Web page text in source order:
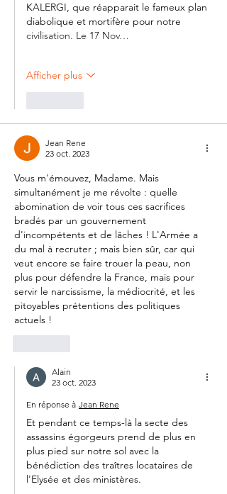
KALERGI, que réapparait le fameux plan
diabolique et mortifère pour notre
civilisation. Le 17 Nov…
Afficher plus
Jean Rene
23 oct. 2023
Vous m'émouvez, Madame. Mais
simultanément je me révolte : quelle
abomination de voir tous ces sacrifices
bradés par un gouvernement
d'incompétents et de lâches ! L'Armée a
du mal à recruter ; mais bien sûr, car qui
veut encore se faire trouer la peau, non
plus pour défendre la France, mais pour
servir le narcissisme, la médiocrité, et les
pitoyables prétentions des politiques
actuels !
Alain
23 oct. 2023
En réponse à Jean Rene
Et pendant ce temps-là la secte des
assassins égorgeurs prend de plus en
plus pied sur notre sol avec la
bénédiction des traîtres locataires de
l'Elysée et des ministères.